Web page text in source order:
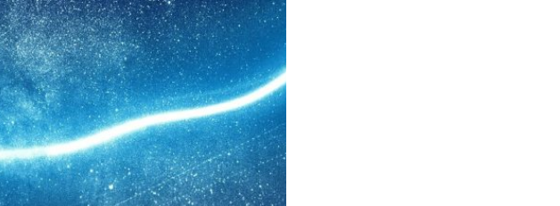
to, že večer zaleziete pod perinu a ráno
sa cyklami, počas ktorých sa
spánok) afázy REM. Každá z týchto fáz
Ak všetky fázy poriadne „prespíte“, ráno
cyklu opakovane budíte a